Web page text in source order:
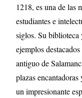
1218, es una de las
estudiantes e
siglos. Su biblioteca
ejemplos
antiguo de
plazas
un impresionante